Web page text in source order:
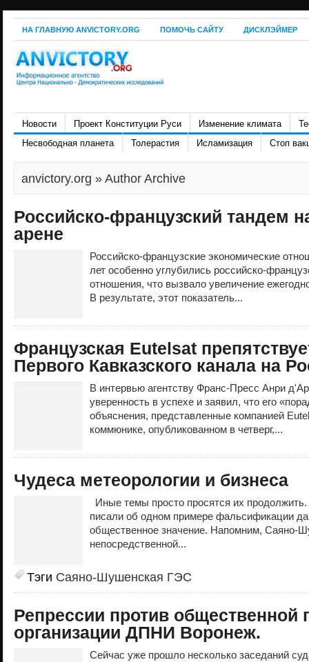
НА ГЛАВНУЮ ANVICTORY.ORG ПОМОЧЬ САЙТУ ДИСКЛЭЙМЕР
Новости Проект Конституции Руси Изменение климата
Несвободная планета
Толерастия Исламизация Стоп
anvictory.org » Author Archive
Российско-французский тандем
арене
Российско-французские экономические
лет особенно углубились российско-
отношения, что вызвало увеличение
В результате, этот показатель...
Французская Eutelsat
Первого Кавказского канала на
В интервью агентству Франс-Пресс Анри
уверенность в успехе и заявил, что его
объяснения, представленные компанией
коммюнике, опубликованном в четверг,...
Чудеса метеорологии и бизнеса
Иные темы просто просятся их
писали об одном примере фальсификации
общественное значение. Напомним, Саяно-
непосредственной...
Тэги Саяно-Шушенская ГЭС
Репрессии против общественной
организации ДПНИ Воронеж.
Сейчас уже прошло несколько заседаний